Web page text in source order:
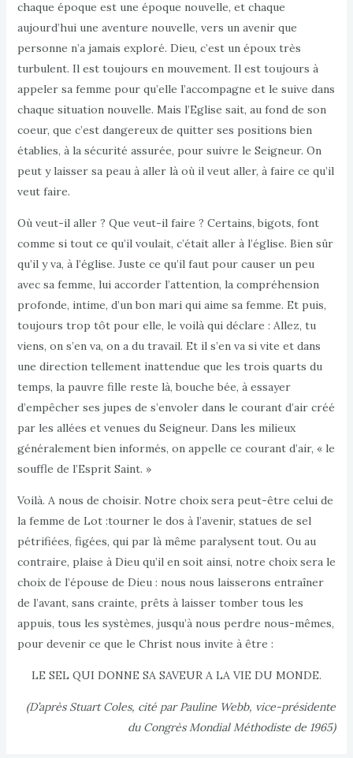
chaque époque est une époque nouvelle, et chaque
aujourd’hui une aventure nouvelle, vers un avenir que
personne n’a jamais exploré. Dieu, c’est un époux très
turbulent. Il est toujours en mouvement. Il est toujours à
appeler sa femme pour qu’elle l’accompagne et le suive dans
chaque situation nouvelle. Mais l’Eglise sait, au fond de son
coeur, que c’est dangereux de quitter ses positions bien
établies, à la sécurité assurée, pour suivre le Seigneur. On
peut y laisser sa peau à aller là où il veut aller, à faire ce qu’il
veut faire.
Où veut-il aller ? Que veut-il faire ? Certains, bigots, font
comme si tout ce qu’il voulait, c’était aller à l’église. Bien sûr
qu’il y va, à l’église. Juste ce qu’il faut pour causer un peu
avec sa femme, lui accorder l’attention, la compréhension
profonde, intime, d’un bon mari qui aime sa femme. Et puis,
toujours trop tôt pour elle, le voilà qui déclare : Allez, tu
viens, on s’en va, on a du travail. Et il s’en va si vite et dans
une direction tellement inattendue que les trois quarts du
temps, la pauvre fille reste là, bouche bée, à essayer
d’empêcher ses jupes de s’envoler dans le courant d’air créé
par les allées et venues du Seigneur. Dans les milieux
généralement bien informés, on appelle ce courant d’air, « le
souffle de l’Esprit Saint. »
Voilà. A nous de choisir. Notre choix sera peut-être celui de
la femme de Lot :tourner le dos à l’avenir, statues de sel
pétrifiées, figées, qui par là même paralysent tout. Ou au
contraire, plaise à Dieu qu’il en soit ainsi, notre choix sera le
choix de l’épouse de Dieu : nous nous laisserons entraîner
de l’avant, sans crainte, prêts à laisser tomber tous les
appuis, tous les systèmes, jusqu’à nous perdre nous-mêmes,
pour devenir ce que le Christ nous invite à être :
LE SEL QUI DONNE SA SAVEUR A LA VIE DU MONDE.
(D’après Stuart Coles, cité par Pauline Webb, vice-présidente
du Congrès Mondial Méthodiste de 1965)